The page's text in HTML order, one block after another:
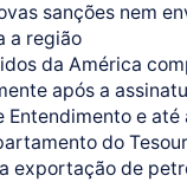
sanções nem
a região
da América
após a
Entendimento e até
do
exportação de